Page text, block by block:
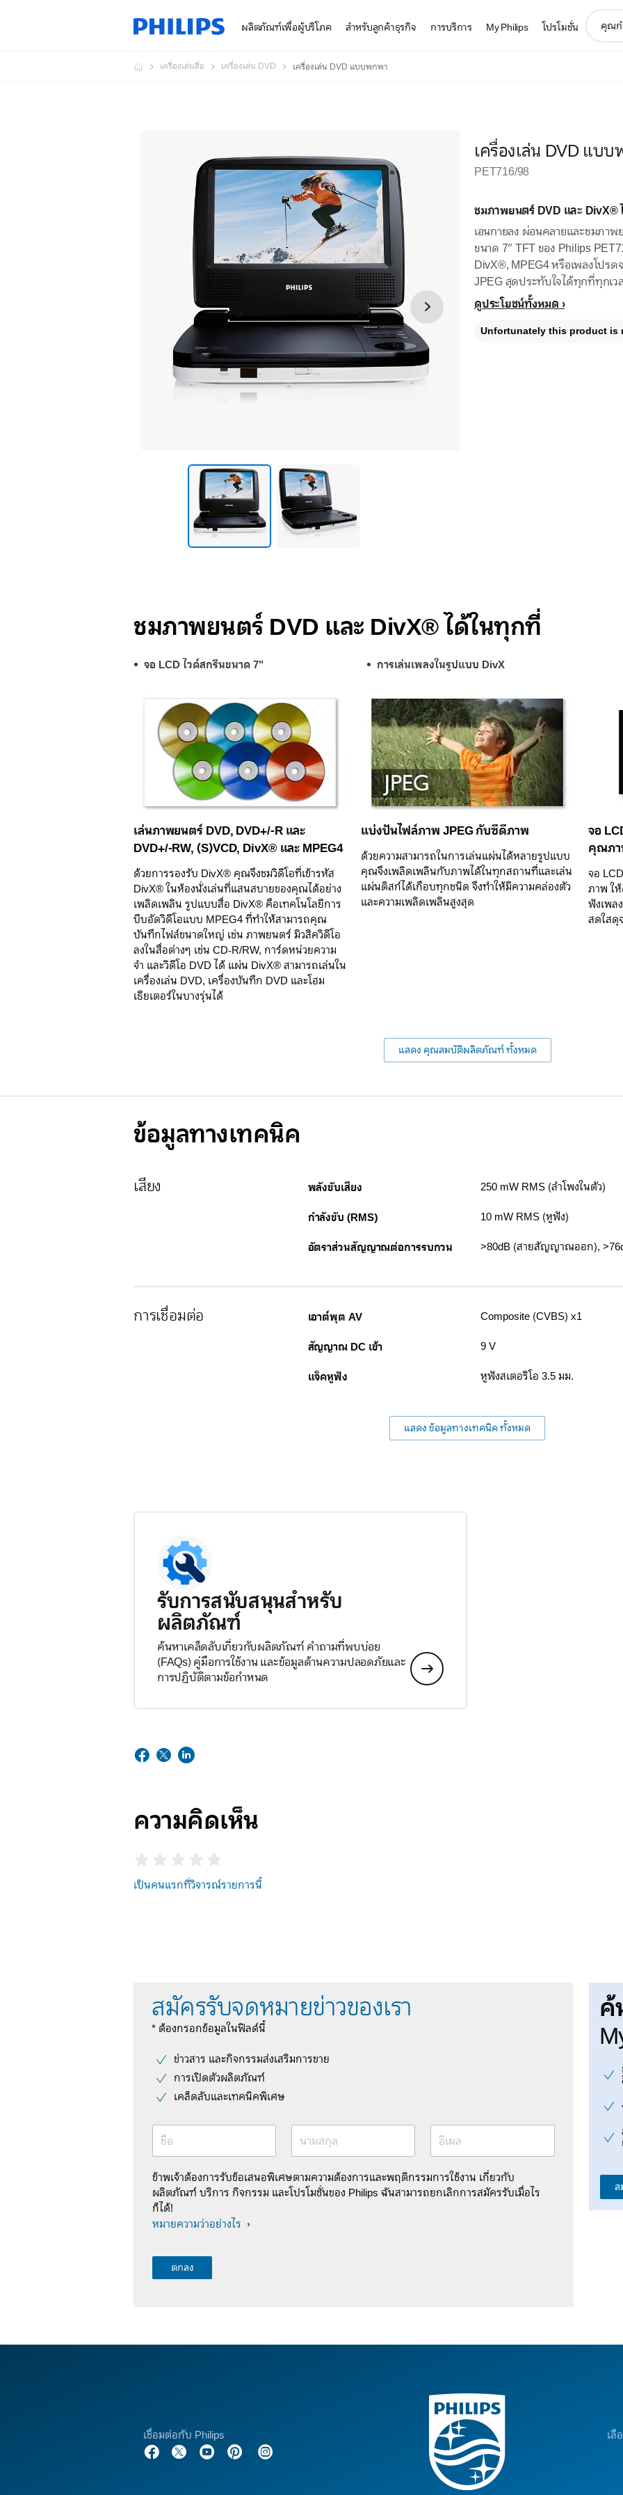
ผลิตภัณฑ์เพื่อผู้บริโภค สำหรับลูกค้าธุรกิจ การบริการ My Philips โปรโมชั่น
search
เครื่องเล่นสื่อ เครื่องเล่น DVD เครื่องเล่น DVD แบบพกพา
เครื่องเล่น DVD แบ
PET716/98
ชมภาพยนตร์ DVD และ DivX®
เอนกายลง ผ่อนคลายและชมภาพ
ขนาด 7” TFT ของ Philips
DivX®, MPEG4 หรือเพลงโปร
JPEG สุดประทับใจได้ทุกที่ทุกเว
ดูประโยชน์ทั้งหมด
Unfortunately this product is
ชมภาพยนตร์ DVD และ DivX® ได้ในทุกที่
จอ LCD ไวด์สกรีนขนาด 7" การเล่นเพลงในรูปแบบ DivX
เล่นภาพยนตร์ DVD, DVD+/-R และ
DVD+/-RW, (S)VCD, DivX® และ MPEG4
ด้วยการรองรับ DivX® คุณจึงชมวิดีโอที่เข้ารหัส
DivX® ในห้องนั่งเล่นที่แสนสบายของคุณได้อย่าง
เพลิดเพลิน รูปแบบสื่อ DivX® คือเทคโนโลยีการ
บีบอัดวิดีโอแบบ MPEG4 ที่ทำให้สามารถคุณ
บันทึกไฟล์ขนาดใหญ่ เช่น ภาพยนตร์ มิวสิควิดีโอ
ลงในสื่อต่างๆ เช่น CD-R/RW, การ์ดหน่วยความ
จำ และวิดีโอ DVD ได้ แผ่น DivX® สามารถเล่นใน
เครื่องเล่น DVD, เครื่องบันทึก DVD และโฮม
เธียเตอร์ในบางรุ่นได้
แบ่งปันไฟล์ภาพ JPEG กับซีดีภาพ
ด้วยความสามารถในการเล่นแผ่นได้หลายรูปแบบ
คุณจึงเพลิดเพลินกับภาพได้ในทุกสถานที่และเล่น
แผ่นดิสก์ได้เกือบทุกชนิด จึงทำให้มีความคล่องตัว
และความเพลิดเพลินสูงสุด
จอ
คุณภ
จอ
ภาพ ใ
ฟังเพล
สดใส
แสดง คุณสมบัติผลิตภัณฑ์ ทั้งหมด
ข้อมูลทางเทคนิค
เสียง พลังขับเสียง 250 mW RMS (ลำโพงในตัว)
กำลังขับ (RMS) 10 mW RMS (หูฟัง)
อัตราส่วนสัญญาณต่อการรบกวน >80dB (สายสัญญาณออก),
การเชื่อมต่อ เอาต์พุต AV Composite (CVBS) x1
สัญญาณ DC เข้า 9 V
แจ็คหูฟัง หูฟังสเตอริโอ 3.5 มม.
แสดง ข้อมูลทางเทคนิค ทั้งหมด
รับการสนับสนุนสำหรับ
ผลิตภัณฑ์
ค้นหาเคล็ดลับเกี่ยวกับผลิตภัณฑ์ คำถามที่พบบ่อย
(FAQs) คู่มือการใช้งาน และข้อมูลด้านความปลอดภัยและ
การปฏิบัติตามข้อกำหนด
ความคิดเห็น
เป็นคนแรกที่วิจารณ์รายการนี้
สมัครรับจดหมายข่าวของเรา
* ต้องกรอกข้อมูลในฟิลด์นี้
ข่าวสาร และกิจกรรมส่งเสริมการขาย
การเปิดตัวผลิตภัณฑ์
เคล็ดลับและเทคนิคพิเศษ
ชื่อ นามสกุล อีเมล
ข้าพเจ้าต้องการรับข้อเสนอพิเศษตามความต้องการและพฤติกรรมการใช้งาน เกี่ยวกับ
ผลิตภัณฑ์ บริการ กิจกรรม และโปรโมชั่นของ Philips ฉันสามารถยกเลิกการสมัครรับเมื่อไร
ก็ได้!
หมายความว่าอย่างไร
ค้
เชื่อมต่อกับ Philips เลื